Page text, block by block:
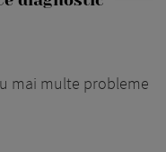
mai multe probleme